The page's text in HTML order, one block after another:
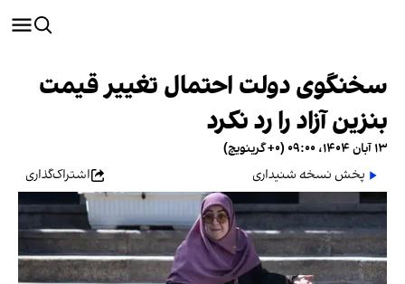
سخنگوی دولت احتمال تغییر قیمت
بنزین آزاد را رد نکرد
۱۳ آبان ۱۴۰۴، ۰۹:۰۰ (‎+۰ گرینویچ)
پخش نسخه شنیداری
اشتراک‌گذاری